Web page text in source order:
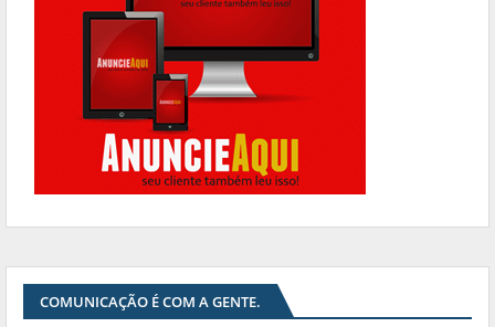
COMUNICAÇÃO É COM A GENTE.